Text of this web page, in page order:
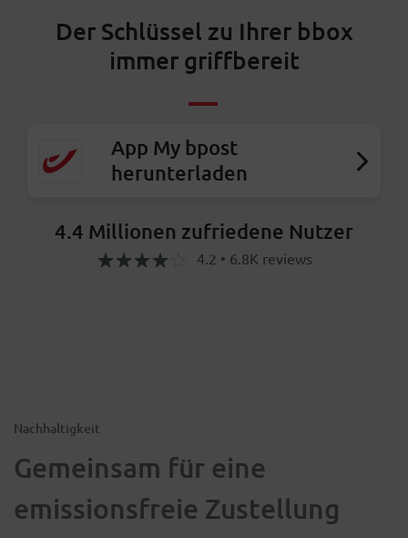
Der Schlüssel zu Ihrer bbox
immer griffbereit
App My bpost
herunterladen
4.4 Millionen zufriedene Nutzer
4.2 • 6.8K reviews
Nachhaltigkeit
Gemeinsam für eine
emissionsfreie Zustellung